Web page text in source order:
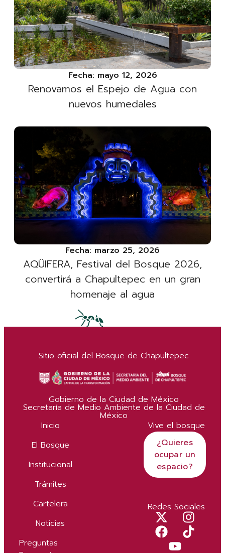
Fecha: mayo 12, 2026
Renovamos el Espejo de Agua con
nuevos humedales
Fecha: marzo 25, 2026
AQÜIFERA, Festival del Bosque 2026,
convertirá a Chapultepec en un gran
homenaje al agua
Sitio oficial del Bosque de Chapultepec
Gobierno de la Ciudad de México
Secretaría de Medio Ambiente de la Ciudad de
México
Inicio
El Bosque
Institucional
Trámites
Cartelera
Noticias
Preguntas
Vive el bosque
¿Quieres
ocupar un
espacio?
Redes Sociales